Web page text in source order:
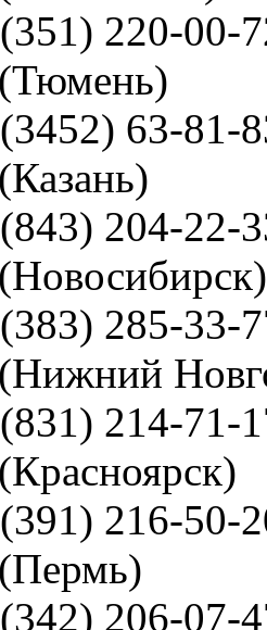
220-00-
63-81-
204-22-
285-33-
214-71-
216-50-
206-07-